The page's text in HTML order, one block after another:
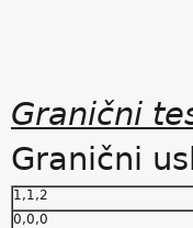
Granični
Granični
1,1,2
0,0,0